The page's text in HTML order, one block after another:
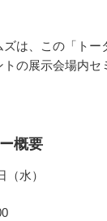
ズは、この「トー
の展示会場内セ
概要
（水）